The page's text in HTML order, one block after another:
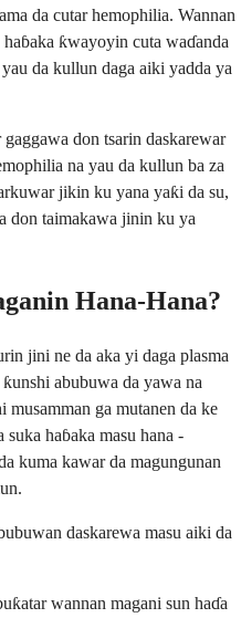
da cutar hemophilia. Wannan
ƙwayoyin cuta waɗanda
da kullun daga aiki yadda ya
don tsarin daskarewar
na yau da kullun ba za
jikin ku yana yaƙi da su,
don taimakawa jinin ku ya
Hana-Hana?
jini ne da aka yi daga plasma
abubuwa da yawa na
musamman ga mutanen da ke
haɓaka masu hana -
kuma kawar da magungunan
daskarewa masu aiki da
wannan magani sun haɗa